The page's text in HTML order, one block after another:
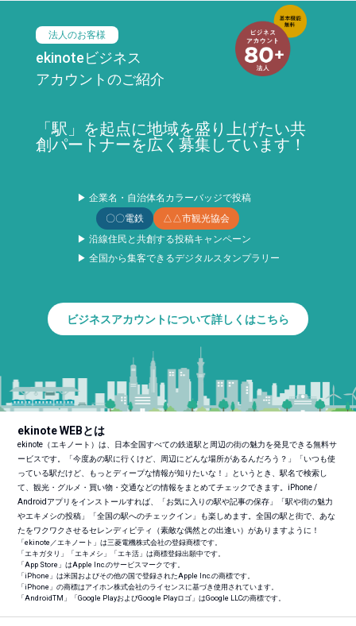
法人のお客様
ekinoteビジネス
アカウントのご紹介
「駅」を起点に地域を盛り上げたい共
創パートナーを広く募集しています！
▶ 企業名・自治体名カラーバッジで投稿
〇〇電鉄
△△市観光協会
▶ 沿線住民と共創する投稿キャンペーン
▶ 全国から集客できるデジタルスタンプラリー
ビジネスアカウントについて詳しくはこちら
ekinote WEBとは
ekinote（エキノート）は、日本全国すべての鉄道駅と周辺の街の魅力を発見できる無料サ
ービスです。「今度あの駅に行くけど、周辺にどんな場所があるんだろう？」「いつも使
っている駅だけど、もっとディープな情報が知りたいな！」というとき、駅名で検索し
て、観光・グルメ・買い物・交通などの情報をまとめてチェックできます。iPhone /
Androidアプリをインストールすれば、「お気に入りの駅や記事の保存」「駅や街の魅力
やエキメシの投稿」「全国の駅へのチェックイン」も楽しめます。全国の駅と街で、あな
たをワクワクさせるセレンディピティ（素敵な偶然との出逢い）がありますように！
「ekinote／エキノート」は三菱電機株式会社の登録商標です。
「エキガタリ」「エキメシ」「エキ活」は商標登録出願中です。
「App Store」はApple Inc.のサービスマークです。
「iPhone」は米国およびその他の国で登録されたApple Inc.の商標です。
「iPhone」の商標はアイホン株式会社のライセンスに基づき使用されています。
「AndroidTM 」「Google PlayおよびGoogle Playロゴ」はGoogle LLCの商標です。